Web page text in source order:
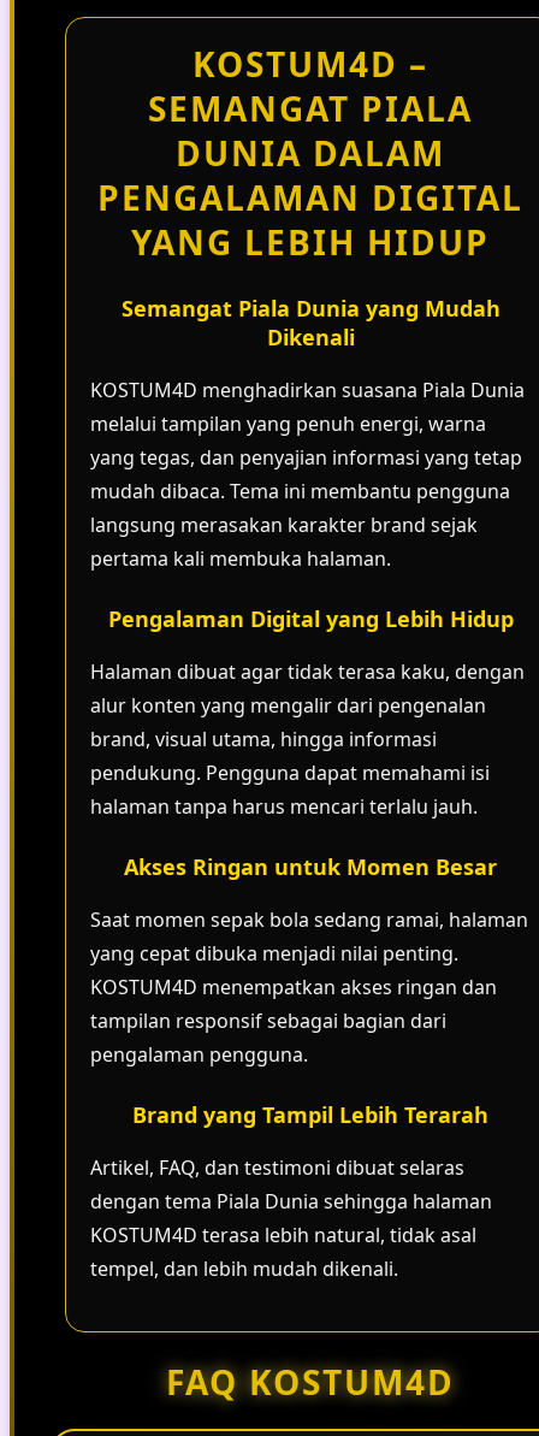
KOSTUM4D –
SEMANGAT PIALA
DUNIA DALAM
PENGALAMAN DIGITAL
YANG LEBIH HIDUP
Semangat Piala Dunia yang Mudah
Dikenali
KOSTUM4D menghadirkan suasana Piala Dunia
melalui tampilan yang penuh energi, warna
yang tegas, dan penyajian informasi yang tetap
mudah dibaca. Tema ini membantu pengguna
langsung merasakan karakter brand sejak
pertama kali membuka halaman.
Pengalaman Digital yang Lebih Hidup
Halaman dibuat agar tidak terasa kaku, dengan
alur konten yang mengalir dari pengenalan
brand, visual utama, hingga informasi
pendukung. Pengguna dapat memahami isi
halaman tanpa harus mencari terlalu jauh.
Akses Ringan untuk Momen Besar
Saat momen sepak bola sedang ramai, halaman
yang cepat dibuka menjadi nilai penting.
KOSTUM4D menempatkan akses ringan dan
tampilan responsif sebagai bagian dari
pengalaman pengguna.
Brand yang Tampil Lebih Terarah
Artikel, FAQ, dan testimoni dibuat selaras
dengan tema Piala Dunia sehingga halaman
KOSTUM4D terasa lebih natural, tidak asal
tempel, dan lebih mudah dikenali.
FAQ KOSTUM4D